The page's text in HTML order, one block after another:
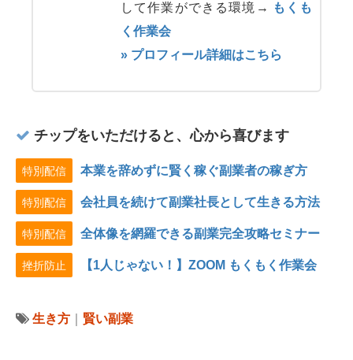
して作業ができる環境→
もくも
く作業会
» プロフィール詳細はこちら
チップをいただけると、心から喜びます
特別配信 本業を辞めずに賢く稼ぐ副業者の稼ぎ方
特別配信 会社員を続けて副業社長として生きる方法
特別配信 全体像を網羅できる副業完全攻略セミナー
挫折防止 【1人じゃない！】ZOOM もくもく作業会
生き方 賢い副業